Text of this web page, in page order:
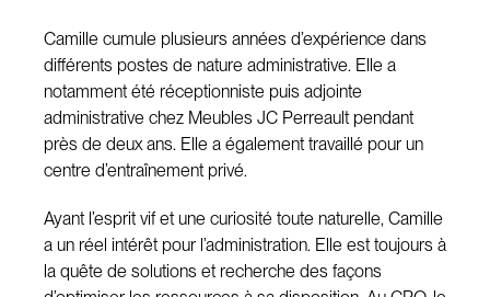
Camille cumule plusieurs années d’expérience dans
différents postes de nature administrative. Elle a
notamment été réceptionniste puis adjointe
administrative chez Meubles JC Perreault pendant
près de deux ans. Elle a également travaillé pour un
centre d’entraînement privé.
Ayant l’esprit vif et une curiosité toute naturelle, Camille
a un réel intérêt pour l’administration. Elle est toujours à
la quête de solutions et recherche des façons